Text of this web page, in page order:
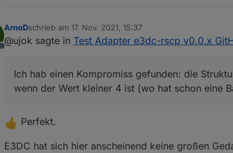
Offline
ArnoDschrieb am 17. Nov. 2021, 15:37
zuletzt editiert von
@ujok sagte in Test Adapter e3dc-rscp v0.0.x
Ich hab einen Kompromiss gefunden: die
wenn der Wert kleiner 4 ist (wo hat schon eine
Perfekt.
E3DC hat sich hier anscheinend keine großen